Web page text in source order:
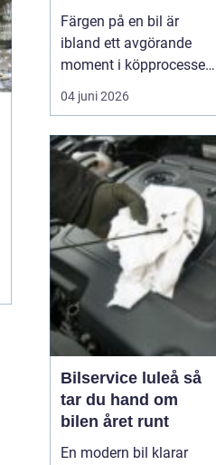
Färgen på en bil är
ibland ett avgörande
moment i köpprocessen,
men det handlar om mer
än bara estetik. Bilfärg
vetenskap och konst,
med en lång historia där
varje kulör b&...
04 juni 2026
Bilservice luleå så
tar du hand om
bilen året runt
En modern bil klarar